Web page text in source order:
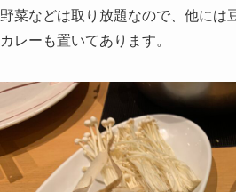
野菜などは取り放題なので、他には
カレーも置いてあります。